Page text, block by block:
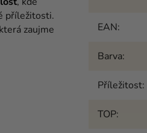
příležitosti.
zaujme
EAN:
Barva:
Příležitost:
TOP: